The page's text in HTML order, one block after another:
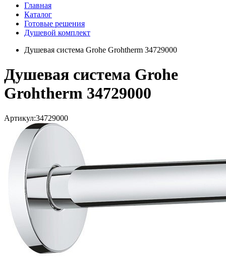
Главная
Каталог
Готовые решения
Душевой комплект
Душевая система Grohe Grohtherm 34729000
Душевая система Grohe
Grohtherm 34729000
Артикул:34729000